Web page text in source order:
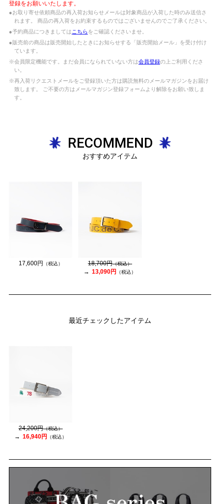
登録をお願いいたします。
●お取り寄せ依頼商品の再入荷お知らせメールは対象商品が入荷した時のみ送信さ
れます。 商品の再入荷をお約束するものではございませんのでご了承ください。
●予約商品につきましては こちらをご確認くださいませ。
●販売前の商品は販売開始したときにお知らせする「販売開始メール」を受け付け
ています。
※会員限定機能です。まだ会員になられていない方は会員登録の上ご利用くださ
い。
※再入荷リクエストメールをご登録頂いた方は購読無料のメールマガジンをお届け
致します。 ご不要の方はメールマガジン登録フォームより解除をお願い致しま
す。
RECOMMEND
おすすめアイテム
17,600円 （税込） 18,700円（税込）
13,090円 （税込）
最近チェックしたアイテム
24,200円（税込）
16,940円 （税込）